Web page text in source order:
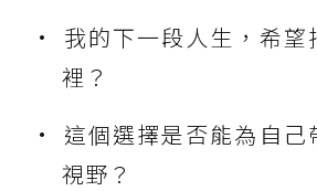
我的下一段人生，希望
裡？
這個選擇是否能為自己
視野？